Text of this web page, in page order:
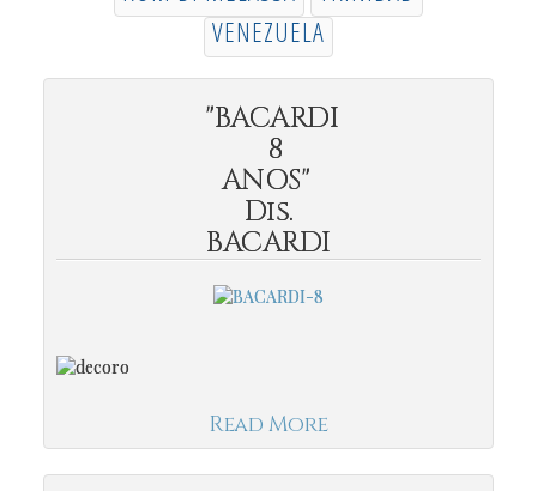
VENEZUELA
"BACARDI
8
ANOS"
Dis.
BACARDI
Read More